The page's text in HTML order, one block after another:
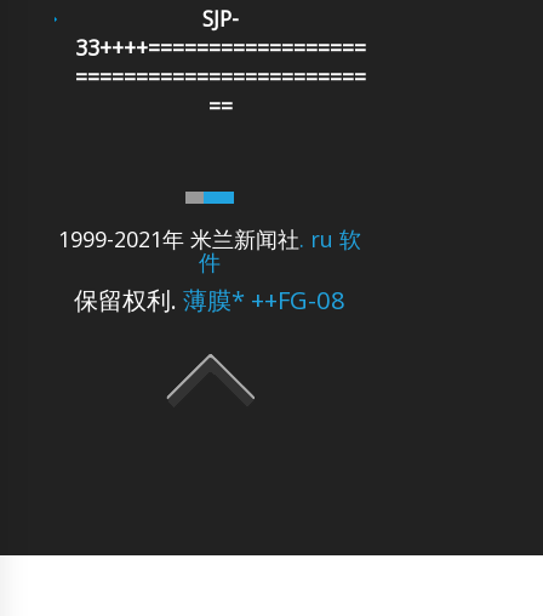
1999-2021年 米兰新闻社. ru 软
件
保留权利.薄膜* ++FG-08
SJP-
33++++==================
========================
==